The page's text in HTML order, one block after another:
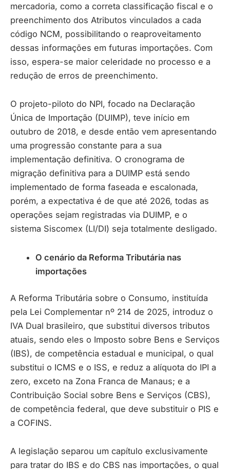
mercadoria, como a correta classificação fiscal e o
preenchimento dos Atributos vinculados a cada
código NCM, possibilitando o reaproveitamento
dessas informações em futuras importações. Com
isso, espera-se maior celeridade no processo e a
redução de erros de preenchimento.
O projeto-piloto do NPI, focado na Declaração
Única de Importação (DUIMP), teve início em
outubro de 2018, e desde então vem apresentando
uma progressão constante para a sua
implementação definitiva. O cronograma de
migração definitiva para a DUIMP está sendo
implementado de forma faseada e escalonada,
porém, a expectativa é de que até 2026, todas as
operações sejam registradas via DUIMP, e o
sistema Siscomex (LI/DI) seja totalmente desligado.
O cenário da Reforma Tributária nas
importações
A Reforma Tributária sobre o Consumo, instituída
pela Lei Complementar nº 214 de 2025, introduz o
IVA Dual brasileiro, que substitui diversos tributos
atuais, sendo eles o Imposto sobre Bens e Serviços
(IBS), de competência estadual e municipal, o qual
substitui o ICMS e o ISS, e reduz a alíquota do IPI a
zero, exceto na Zona Franca de Manaus; e a
Contribuição Social sobre Bens e Serviços (CBS),
de competência federal, que deve substituir o PIS e
a COFINS.
A legislação separou um capítulo exclusivamente
para tratar do IBS e do CBS nas importações, o qual